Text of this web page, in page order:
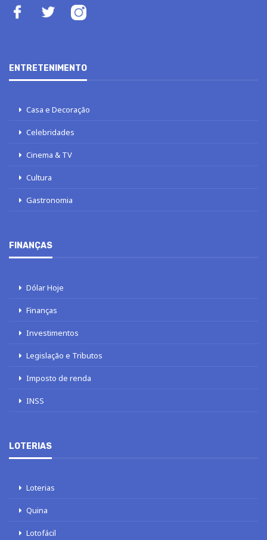
ENTRETENIMENTO
Casa e Decoração
Celebridades
Cinema & TV
Cultura
Gastronomia
FINANÇAS
Dólar Hoje
Finanças
Investimentos
Legislação e Tributos
Imposto de renda
INSS
LOTERIAS
Loterias
Quina
Lotofácil